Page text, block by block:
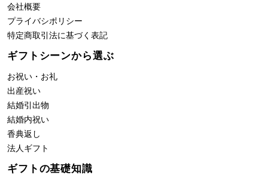
会社概要
プライバシポリシー
特定商取引法に基づく表記
ギフトシーンから選ぶ
お祝い・お礼
出産祝い
結婚引出物
結婚内祝い
香典返し
法人ギフト
ギフトの基礎知識